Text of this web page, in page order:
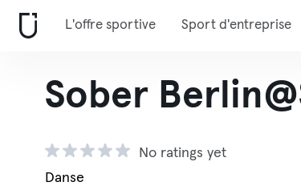
L'offre sportive Sport d'entreprise
Sober
No ratings yet
Danse